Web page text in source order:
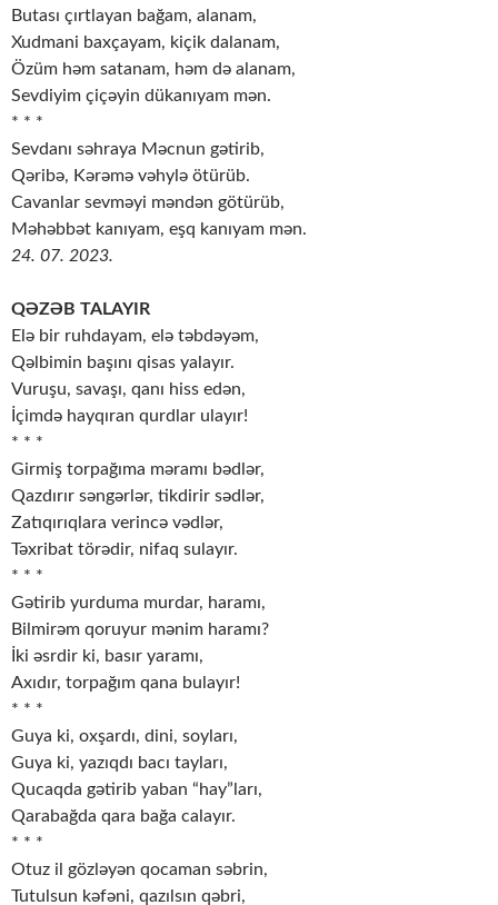
Butası çırtlayan bağam, alanam,
Xudmani baxçayam, kiçik dalanam,
Özüm həm satanam, həm də alanam,
Sevdiyim çiçəyin dükanıyam mən.
* * *
Sevdanı səhraya Məcnun gətirib,
Qəribə, Kərəmə vəhylə ötürüb.
Cavanlar sevməyi məndən götürüb,
Məhəbbət kanıyam, eşq kanıyam mən.
24. 07. 2023.
QƏZƏB TALAYIR
Elə bir ruhdayam, elə təbdəyəm,
Qəlbimin başını qisas yalayır.
Vuruşu, savaşı, qanı hiss edən,
İçimdə hayqıran qurdlar ulayır!
* * *
Girmiş torpağıma məramı bədlər,
Qazdırır səngərlər, tikdirir sədlər,
Zatıqırıqlara verincə vədlər,
Təxribat törədir, nifaq sulayır.
* * *
Gətirib yurduma murdar, haramı,
Bilmirəm qoruyur mənim haramı?
İki əsrdir ki, basır yaramı,
Axıdır, torpağım qana bulayır!
* * *
Guya ki, oxşardı, dini, soyları,
Guya ki, yazıqdı bacı tayları,
Qucaqda gətirib yaban “hay”ları,
Qarabağda qara bağa calayır.
* * *
Otuz il gözləyən qocaman səbrin,
Tutulsun kəfəni, qazılsın qəbri,